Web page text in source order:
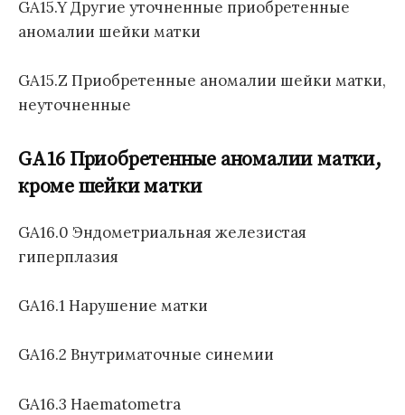
GA15.Y Другие уточненные приобретенные
аномалии шейки матки
GA15.Z Приобретенные аномалии шейки матки,
неуточненные
GA16 Приобретенные аномалии матки,
кроме шейки матки
GA16.0 Эндометриальная железистая
гиперплазия
GA16.1 Нарушение матки
GA16.2 Внутриматочные синемии
GA16.3 Haematometra